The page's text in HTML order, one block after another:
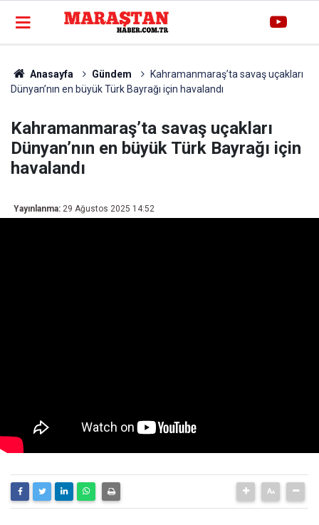
Anasayfa Gündem
Kahramanmaraş’ta savaş uçakları
Dünyan’nın en büyük Türk Bayrağı için havalandı
Kahramanmaraş’ta savaş uçakları
Dünyan’nın en büyük Türk Bayrağı için
havalandı
Yayınlanma: 29 Ağustos 2025 14:52